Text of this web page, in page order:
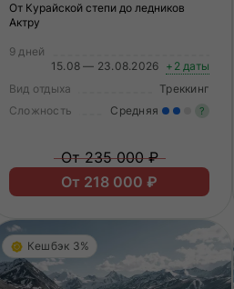
От Курайской степи до ледников
Актру
9 дней
15.08 — 23.08.2026 +2 даты
Вид отдыха
Треккинг
Сложность
Средняя ?
От 235 000 ₽
От 218 000 ₽
Кешбэк 3%